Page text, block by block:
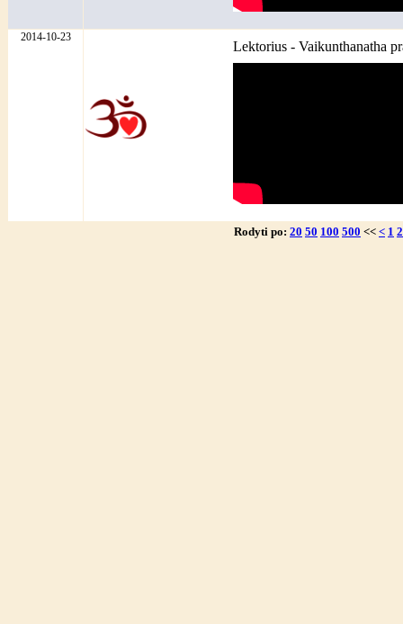
2014-10-23
Lektorius - Vaikunthanatha
Rodyti po: 20 50 100 500 << < 1 2